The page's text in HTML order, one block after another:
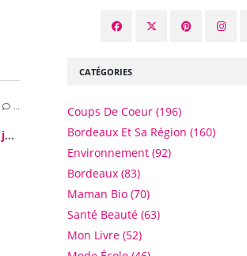
…
20 tonnes de textile collecté chaque jour par Le Relais Gironde. C'est fou !! #LTDG #lerelaisgironde #mavieecoresponsable
CATÉGORIES
Coups De Coeur (196)
Bordeaux Et Sa Région (160)
Environnement (92)
Bordeaux (83)
Maman Bio (70)
Santé Beauté (63)
Mon Livre (52)